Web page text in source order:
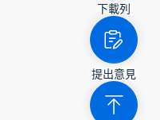
下載列
提出意見